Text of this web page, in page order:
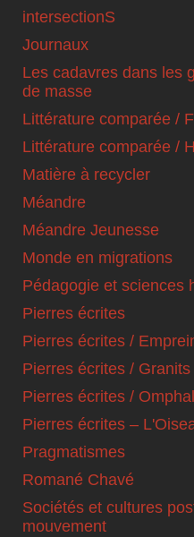
intersectionS
Journaux
Les cadavres dans les
de masse
Littérature comparée /
Littérature comparée /
Matière à recycler
Méandre
Méandre Jeunesse
Monde en migrations
Pédagogie et sciences
Pierres écrites
Pierres écrites /
Pierres écrites / Granits
Pierres écrites /
Pierres écrites –
Pragmatismes
Romané Chavé
Sociétés et cultures
mouvement